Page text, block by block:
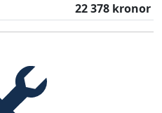
22 378 kronor